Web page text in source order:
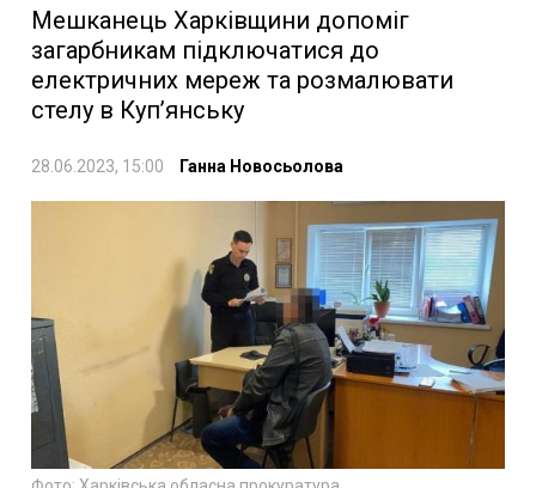
Мешканець Харківщини допоміг
загарбникам підключатися до
електричних мереж та розмалювати
стелу в Куп’янську
28.06.2023, 15:00 Ганна Новосьолова